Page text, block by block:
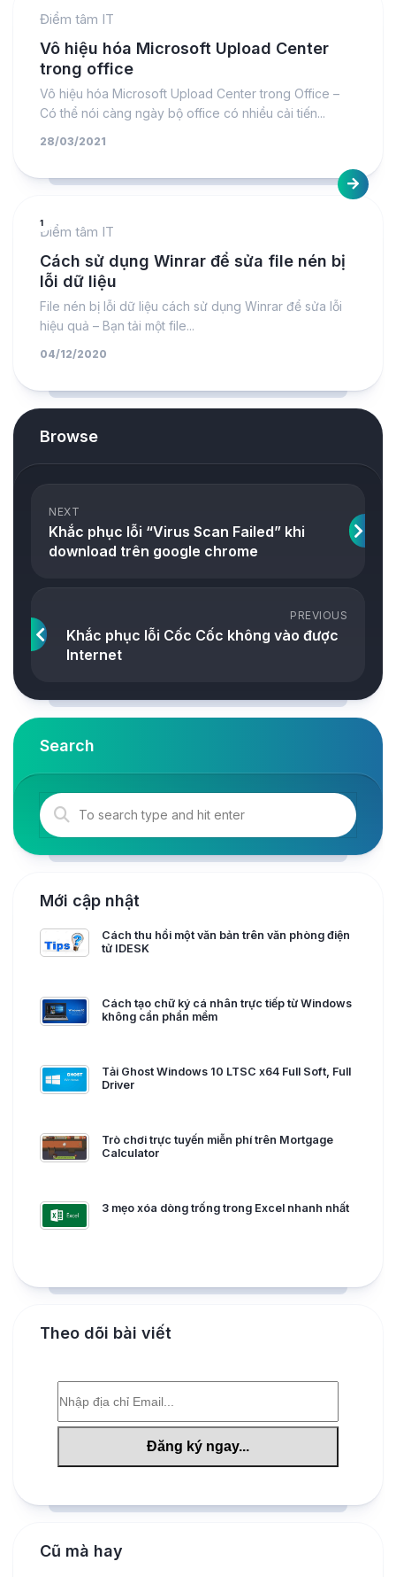
Điểm tâm IT
Vô hiệu hóa Microsoft Upload Center
trong office
Vô hiệu hóa Microsoft Upload Center trong Office –
Có thể nói càng ngày bộ office có nhiều cải tiến...
28/03/2021
1
Điểm tâm IT
Cách sử dụng Winrar để sửa file nén bị
lỗi dữ liệu
File nén bị lỗi dữ liệu cách sử dụng Winrar để sửa lỗi
hiệu quả – Bạn tải một file...
04/12/2020
Browse
NEXT
Khắc phục lỗi “Virus Scan Failed” khi
download trên google chrome
PREVIOUS
Khắc phục lỗi Cốc Cốc không vào được
Internet
Search
Mới cập nhật
Cách thu hồi một văn bản trên văn phòng điện
tử IDESK
Cách tạo chữ ký cá nhân trực tiếp từ Windows
không cần phần mềm
Tải Ghost Windows 10 LTSC x64 Full Soft, Full
Driver
Trò chơi trực tuyến miễn phí trên Mortgage
Calculator
3 mẹo xóa dòng trống trong Excel nhanh nhất
Theo dõi bài viết
Cũ mà hay